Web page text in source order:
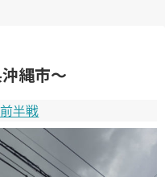
縄市～
半戦